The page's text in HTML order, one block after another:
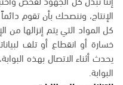
الإنتاج، وننصحك بأن تقوم
كل المواد التي يتم إنزالها
خسارة أو انقطاع أو تلف
يحدث أثناء الاتصال بهذه
البوابة.